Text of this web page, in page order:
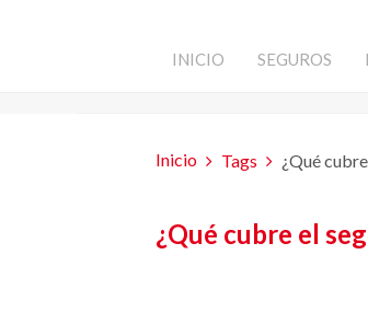
INICIO SEGUROS
Inicio Tags ¿Qué
¿Qué cubre el